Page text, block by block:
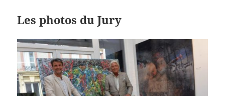
Les photos du Jury